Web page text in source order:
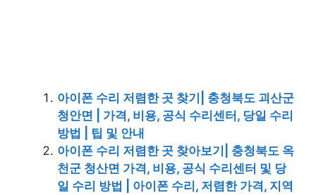
아이폰 수리 저렴한 곳 찾기| 충청북도 괴산군
청안면 | 가격, 비용, 공식 수리센터, 당일 수리
방법 | 팁 및 안내
아이폰 수리 저렴한 곳 찾아보기| 충청북도 옥
천군 청산면 가격, 비용, 공식 수리센터 및 당
일 수리 방법 | 아이폰 수리, 저렴한 가격, 지역